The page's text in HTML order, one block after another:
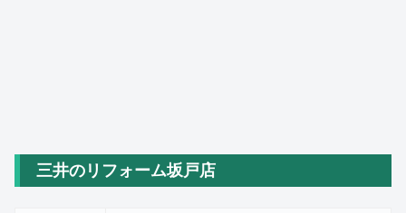
三井のリフォーム坂戸店